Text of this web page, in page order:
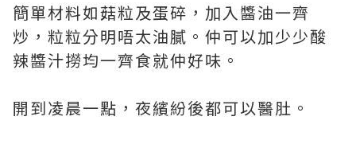
簡單材料如菇粒及蛋碎，加入醬油一齊
炒，粒粒分明唔太油膩。仲可以加少少酸
辣醬汁撈均一齊食就仲好味。
開到凌晨一點，夜繽紛後都可以醫肚。